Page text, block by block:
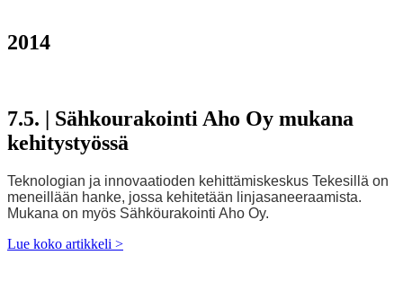
2014
7.5. | Sähkourakointi Aho Oy mukana
kehitystyössä
Teknologian ja innovaatioden kehittämiskeskus Tekesillä on
meneillään hanke, jossa kehitetään linjasaneeraamista.
Mukana on myös Sähköurakointi Aho Oy.
Lue koko artikkeli >